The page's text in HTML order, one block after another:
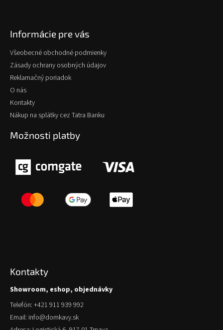
Informácie pre vás
Všeobecné obchodné podmienky
Zásady ochrany osobných údajov
Reklamačný poriadok
O nás
Kontakty
Nákup na splátky cez Tatra Banku
Možnosti platby
Kontakty
Showroom, eshop, objednávky
Telefón: +421 911 939 992
Email: info@domkavy.sk